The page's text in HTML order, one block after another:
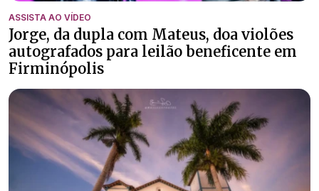
ASSISTA AO VÍDEO
Jorge, da dupla com Mateus, doa violões
autografados para leilão beneficente em
Firminópolis